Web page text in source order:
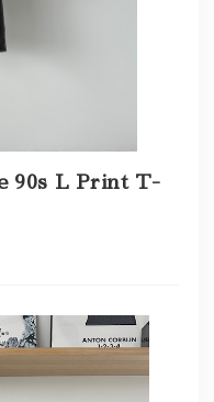
90s L Print T-